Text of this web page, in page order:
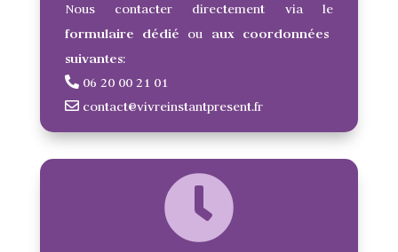
Nous contacter directement via le
formulaire dédié ou aux coordonnées
suivantes:
06 20 00 21 01
contact@vivreinstantpresent.fr